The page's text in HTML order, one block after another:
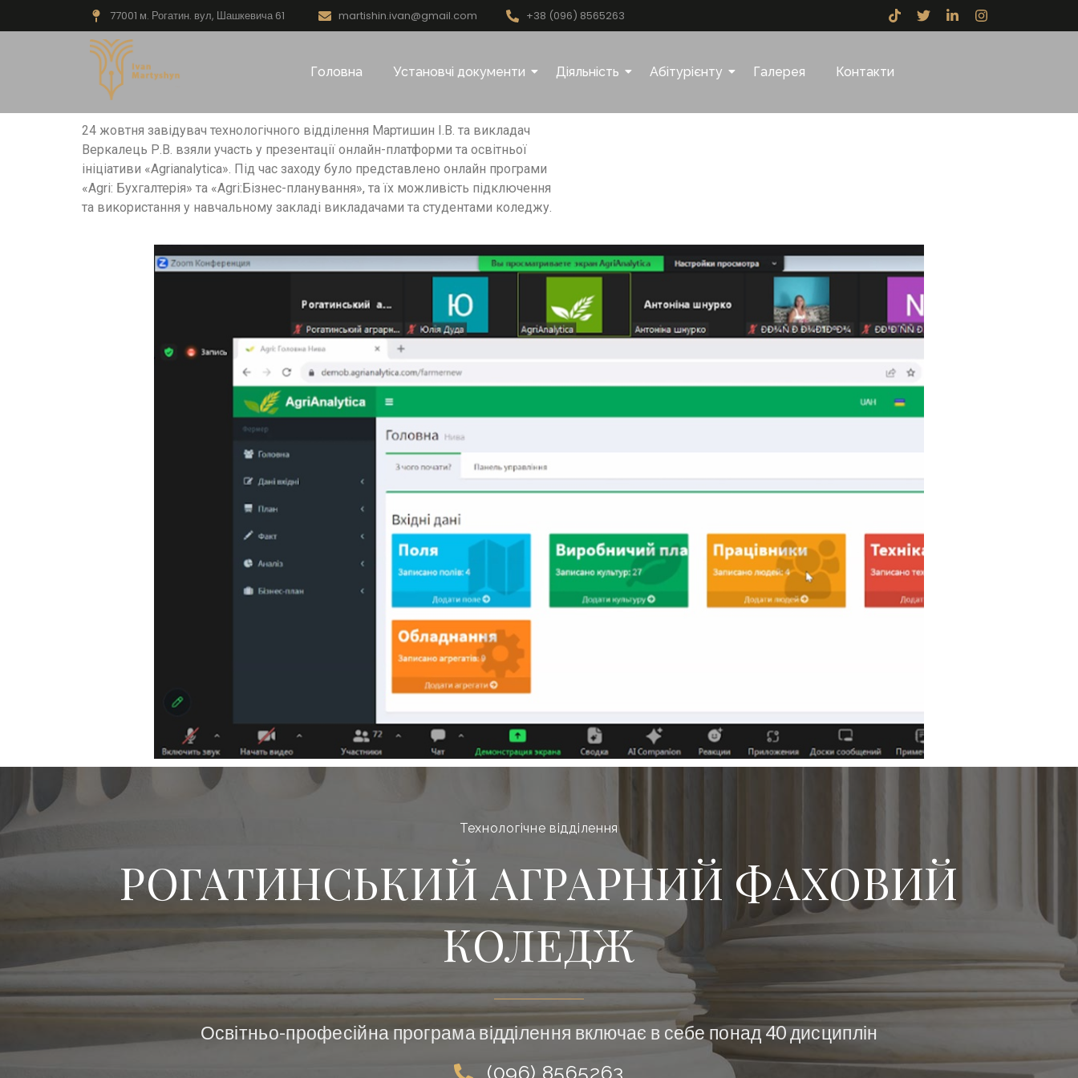
77001 м. Рогатин. вул, Шашкевича 61 martishin.ivan@gmail.com +38 (096) 8565263
Головна Установчі документи Діяльність Абітурієнту Галерея Контакти
24 жовтня завідувач технологічного відділення Мартишин І.В. та викладач
Веркалець Р.В. взяли участь у презентації онлайн-платформи та освітньої
ініціативи «Agrianalytica». Під час заходу було представлено онлайн програми
«Agri: Бухгалтерія» та «Agri:Бізнес-планування», та їх можливість підключення
та використання у навчальному закладі викладачами та студентами коледжу.
Технологічне відділення
РОГАТИНСЬКИЙ АГРАРНИЙ ФАХОВИЙ
КОЛЕДЖ
Освітньо-професійна програма відділення включає в себе понад 40 дисциплін
(096) 8565263